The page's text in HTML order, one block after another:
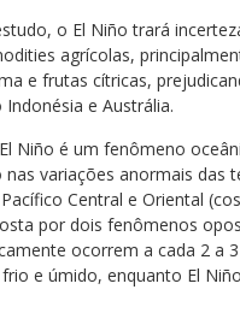
o El Niño trará
agrícolas,
e frutas cítricas,
e Austrália.
Niño é um fenômeno
variações anormais das
Central e Oriental
por dois fenômenos
ocorrem a cada 2 a
e úmido, enquanto El